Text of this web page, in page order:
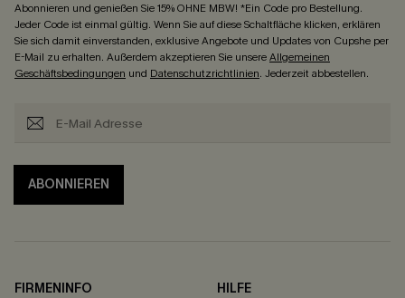
Abonnieren und genießen Sie 15% OHNE MBW! *Ein Code pro Bestellung.
Jeder Code ist einmal gültig. Wenn Sie auf diese Schaltfläche klicken, erklären
Sie sich damit einverstanden, exklusive Angebote und Updates von Cupshe per
E-Mail zu erhalten. Außerdem akzeptieren Sie unsereAllgemeinen
Geschäftsbedingungen und Datenschutzrichtlinien. Jederzeit abbestellen.
ABONNIEREN
FIRMENINFO
HILFE